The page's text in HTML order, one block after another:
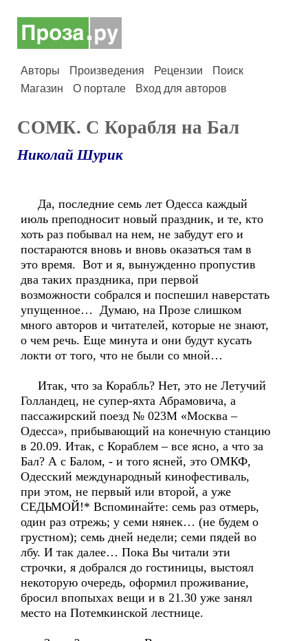
Авторы Произведения Рецензии
Поиск
Магазин
О портале Вход для авторов
СОМК. С Корабля на Бал
Николай Шурик
Да, последние семь лет Одесса каждый
июль преподносит новый праздник, и те, кто
хоть раз побывал на нем, не забудут его и
постараются вновь и вновь оказаться там в
это время. Вот и я, вынужденно пропустив
два таких праздника, при первой
возможности собрался и поспешил наверстать
упущенное… Думаю, на Прозе слишком
много авторов и читателей, которые не знают,
о чем речь. Еще минута и они будут кусать
локти от того, что не были со мной…
Итак, что за Корабль? Нет, это не Летучий
Голландец, не супер-яхта Абрамовича, а
пассажирский поезд № 023М «Москва –
Одесса», прибывающий на конечную станцию
в 20.09. Итак, с Кораблем – все ясно, а что за
Бал? А с Балом, - и того ясней, это ОМКФ,
Одесский международный кинофестиваль,
при этом, не первый или второй, а уже
СЕДЬМОЙ!* Вспоминайте: семь раз отмерь,
один раз отрежь; у семи нянек… (не будем о
грустном); семь дней недели; семи пядей во
лбу. И так далее… Пока Вы читали эти
строчки, я добрался до гостиницы, выстоял
некоторую очередь, оформил проживание,
бросил впопыхах вещи и в 21.30 уже занял
место на Потемкинской лестнице.